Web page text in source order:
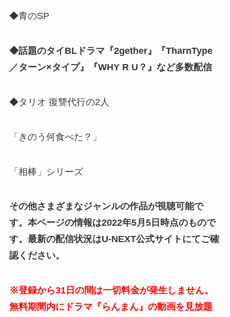
◆青のSP
◆話題のタイBLドラマ『2gether』『TharnType
／ターン×タイプ』『WHY R U？』など多数配信
◆タリオ 復讐代行の2人
「きのう何食べた？」
「相棒」シリーズ
その他さまざまなジャンルの作品が視聴可能で
す。本ページの情報は2022年5月5日時点のもので
す。最新の配信状況はU-NEXT公式サイトにてご確
認ください。
※登録から31日の間は一切料金が発生しません。
無料期間内にドラマ『らんまん』の動画を見放題